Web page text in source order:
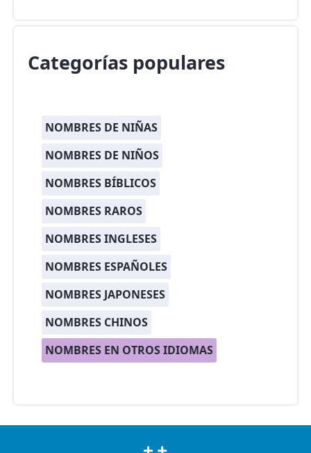
Categorías populares
NOMBRES DE NIÑAS
NOMBRES DE NIÑOS
NOMBRES BÍBLICOS
NOMBRES RAROS
NOMBRES INGLESES
NOMBRES ESPAÑOLES
NOMBRES JAPONESES
NOMBRES CHINOS
NOMBRES EN OTROS IDIOMAS